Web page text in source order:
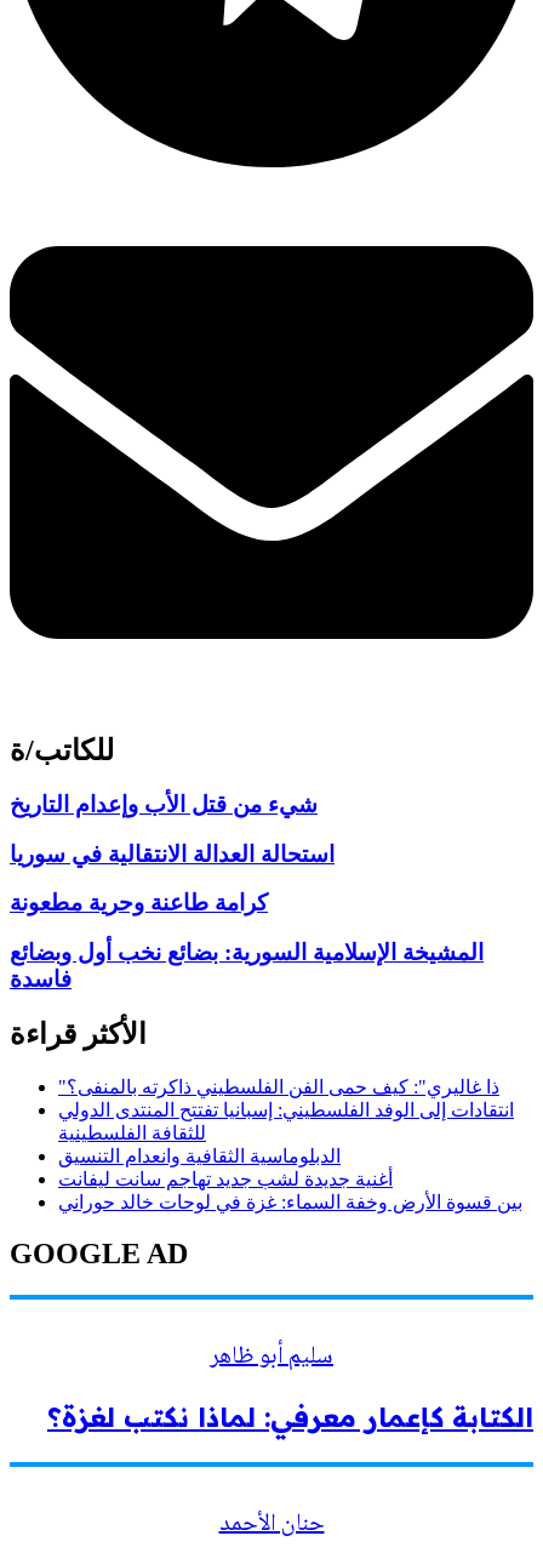
للكاتب/ة
شيء من قتل الأب وإعدام التاريخ
استحالة العدالة الانتقالية في سوريا
كرامة طاعنة وحرية مطعونة
المشيخة الإسلامية السورية: بضائع نخب أول وبضائع
فاسدة
الأكثر قراءة
"ذا غاليري": كيف حمى الفن الفلسطيني ذاكرته بالمنفى؟
انتقادات إلى الوفد الفلسطيني: إسبانيا تفتتح المنتدى الدولي
للثقافة الفلسطينية
الدبلوماسية الثقافية وانعدام التنسيق
أغنية جديدة لشب جديد تهاجم سانت ليفانت
بين قسوة الأرض وخفة السماء: غزة في لوحات خالد حوراني
GOOGLE AD
سليم أبو ظاهر
الكتابة كإعمار معرفي: لماذا نكتب لغزة؟
حنان الأحمد